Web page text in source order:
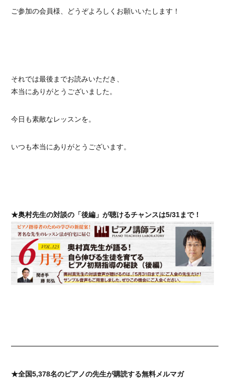
ご参加の会員様、どうぞよろしくお願いいたします！
それでは最後までお読みいただき、
本当にありがとうございました。
今日も素敵なレッスンを。
いつも本当にありがとうございます。
★奥村先生の対談の「後編」が聴けるチャンスは5/31まで！
★全国5,378名のピアノの先生が購読する無料メルマガ